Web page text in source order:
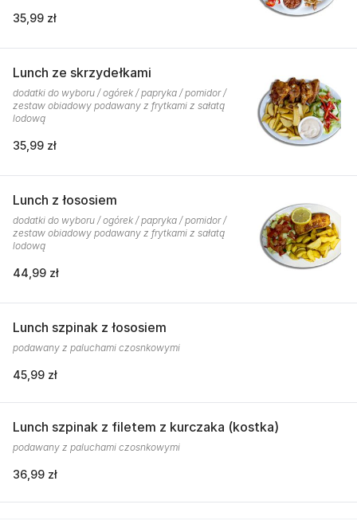
35,99 zł
Lunch ze skrzydełkami
dodatki do wyboru / ogórek / papryka / pomidor /
zestaw obiadowy podawany z frytkami z sałatą
lodową
35,99 zł
Lunch z łososiem
dodatki do wyboru / ogórek / papryka / pomidor /
zestaw obiadowy podawany z frytkami z sałatą
lodową
44,99 zł
Lunch szpinak z łososiem
podawany z paluchami czosnkowymi
45,99 zł
Lunch szpinak z filetem z kurczaka (kostka)
podawany z paluchami czosnkowymi
36,99 zł